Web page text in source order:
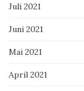
Juli 2021
Juni 2021
Mai 2021
April 2021